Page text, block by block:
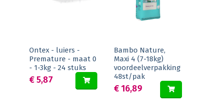
Ontex - luiers -
Premature - maat 0
- 1-3kg - 24 stuks
€ 5,87
Bambo Nature,
Maxi 4 (7-18kg)
voordeelverpakking
48st/pak
€ 16,89